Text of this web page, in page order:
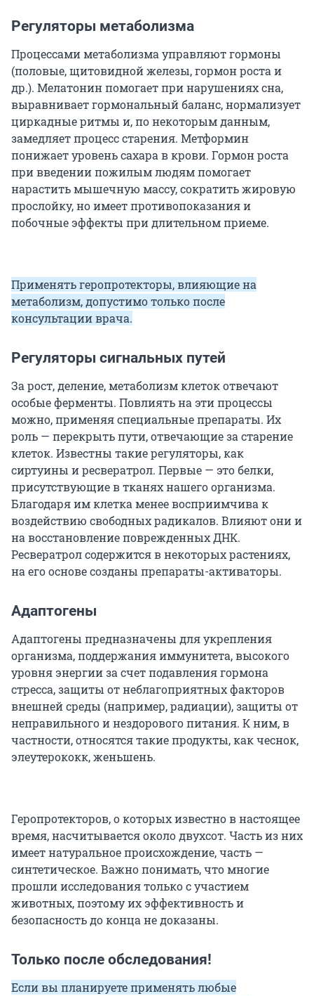
Регуляторы метаболизма
Процессами метаболизма управляют гормоны
(половые, щитовидной железы, гормон роста и
др.). Мелатонин помогает при нарушениях сна,
выравнивает гормональный баланс, нормализует
циркадные ритмы и, по некоторым данным,
замедляет процесс старения. Метформин
понижает уровень сахара в крови. Гормон роста
при введении пожилым людям помогает
нарастить мышечную массу, сократить жировую
прослойку, но имеет противопоказания и
побочные эффекты при длительном приеме.
Применять геропротекторы, влияющие на
метаболизм, допустимо только после
консультации врача.
Регуляторы сигнальных путей
За рост, деление, метаболизм клеток отвечают
особые ферменты. Повлиять на эти процессы
можно, применяя специальные препараты. Их
роль — перекрыть пути, отвечающие за старение
клеток. Известны такие регуляторы, как
сиртуины и ресвератрол. Первые — это белки,
присутствующие в тканях нашего организма.
Благодаря им клетка менее восприимчива к
воздействию свободных радикалов. Влияют они и
на восстановление поврежденных ДНК.
Ресвератрол содержится в некоторых растениях,
на его основе созданы препараты-активаторы.
Адаптогены
Адаптогены предназначены для укрепления
организма, поддержания иммунитета, высокого
уровня энергии за счет подавления гормона
стресса, защиты от неблагоприятных факторов
внешней среды (например, радиации), защиты от
неправильного и нездорового питания. К ним, в
частности, относятся такие продукты, как чеснок,
элеутерококк, женьшень.
Геропротекторов, о которых известно в настоящее
время, насчитывается около двухсот. Часть из них
имеет натуральное происхождение, часть —
синтетическое. Важно понимать, что многие
прошли исследования только с участием
животных, поэтому их эффективность и
безопасность до конца не доказаны.
Только после обследования!
Если вы планируете применять любые